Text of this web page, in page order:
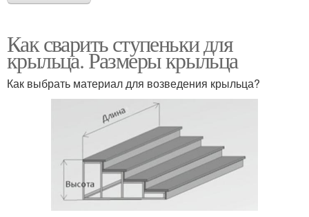
Как сварить ступеньки для
крыльца. Размеры крыльца
Как выбрать материал для возведения крыльца?